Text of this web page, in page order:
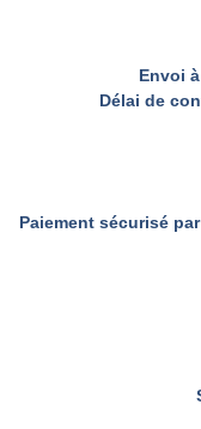
Envoi
Délai de
Paiement sécurisé